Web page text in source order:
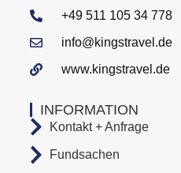
INFORMATION
Kontakt + Anfrage
Fundsachen
+49 511 105 34 778
info@kingstravel.de
www.kingstravel.de